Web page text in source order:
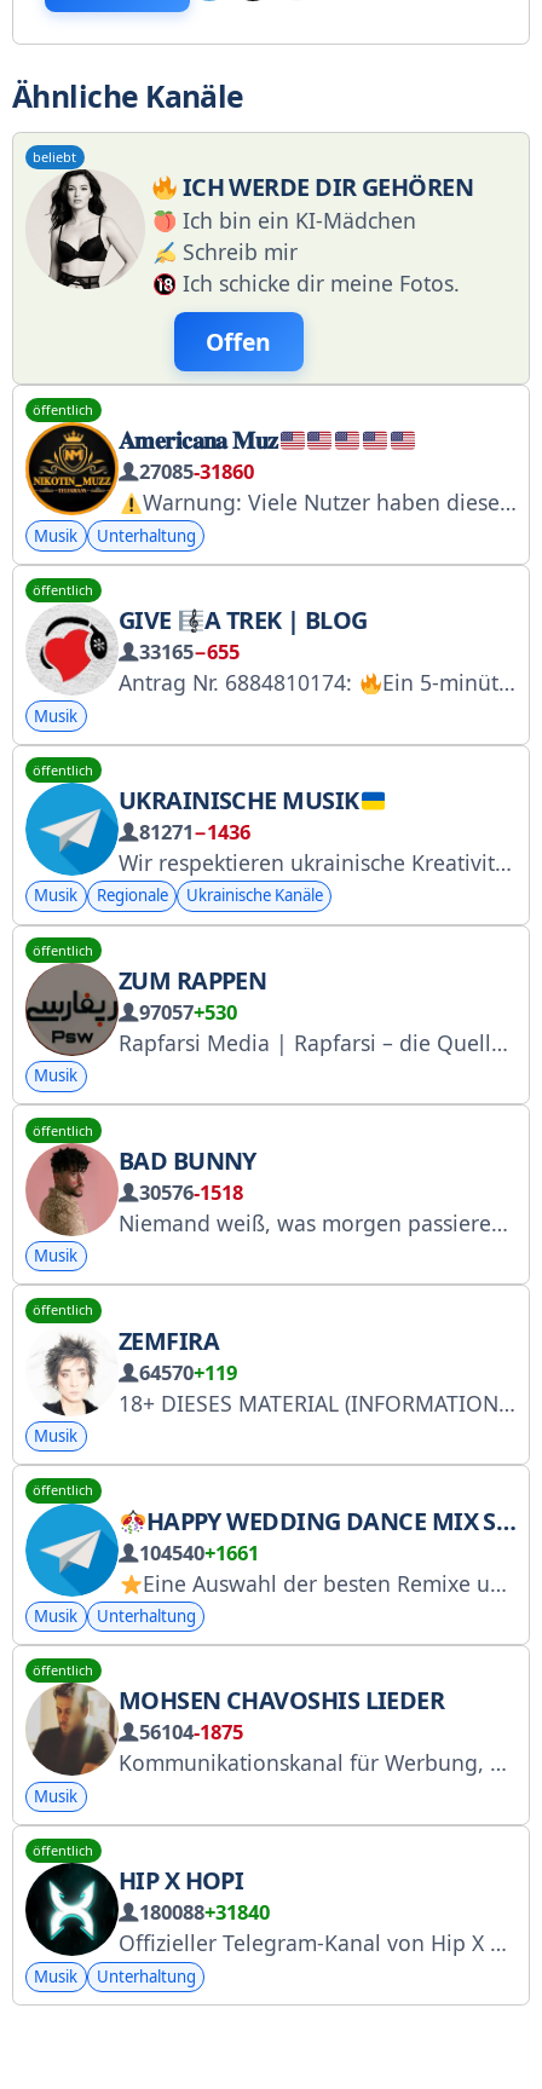
Ähnliche Kanäle
beliebt
ICH WERDE DIR GEHÖREN
Ich bin ein KI-Mädchen
Schreib mir
Ich schicke dir meine Fotos.
Offen
öffentlich
𝐀𝐦𝐞𝐫𝐢𝐜𝐚𝐧𝐚 𝐌𝐮𝐳
27085-31860
Warnung: Viele Nutzer haben dieses Konto als Betrug oder gefälschtes Konto gemeldet. Seien Sie bitte vorsichtig, insbesondere wenn Sie zur Zahlung von Geld aufgefordert werden.
Musik Unterhaltung
öffentlich
GIVE A TREK | BLOG
33165−655
Antrag Nr. 6884810174: Ein 5-minütiger Song basierend auf Ihren Geschichten! Ein tolles Geschenk für jeden.
Musik
öffentlich
UKRAINISCHE MUSIK
81271−1436
Wir respektieren ukrainische Kreativität,
Musik Regionale Ukrainische Kanäle
öffentlich
ZUM RAPPEN
97057+530
Rapfarsi Media | Rapfarsi – die Quelle der besten persischen Rap-Remixe.
Musik
öffentlich
BAD BUNNY
30576-1518
Niemand weiß, was morgen passieren wird.
Musik
öffentlich
ZEMFIRA
64570+119
18+ DIESES MATERIAL (INFORMATIONEN) WURDE VON DER AUSLÄNDISCHEN VERMITTLERIN ZEMFIRAH TALGATOVNA RAMAZANOVA ERSTELLT UND/ODER VERBREITET https://zemfira.world
Musik
öffentlich
HAPPY WEDDING DANCE MIX SONG
104540+1661
Eine Auswahl der besten Remixe und Musik
Musik Unterhaltung
öffentlich
MOHSEN CHAVOSHIS LIEDER
56104-1875
Kommunikationskanal für Werbung, Content-Versand etc. @Rezaeskandari020 Link zum YouTube-Kanal mit Liedern von Mohsen Chavoshi: https://youtube.com/@mohsenchavoshi0?si=uEh2xmUxjfWfN0Ew Link zur Mohsen Chavoshi-Gruppe: https://t.me/mohsenchavoshi_0
Musik
öffentlich
HIP X HOPI
180088+31840
Offizieller Telegram-Kanal von Hip X Hopi. Playlist: https://t.me/HipHopiPlaylist Werbung: https://t.me/Hipxhopi_ads
Musik Unterhaltung